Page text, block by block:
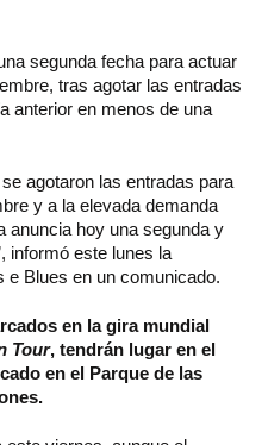
segunda fecha para actuar
tras agotar las entradas
anterior en menos de una
agotaron las entradas para
y a la elevada demanda
anuncia hoy una segunda y
informó este lunes la
e Blues en un comunicado.
en la gira mundial
Tour, tendrán lugar en el
en el Parque de las